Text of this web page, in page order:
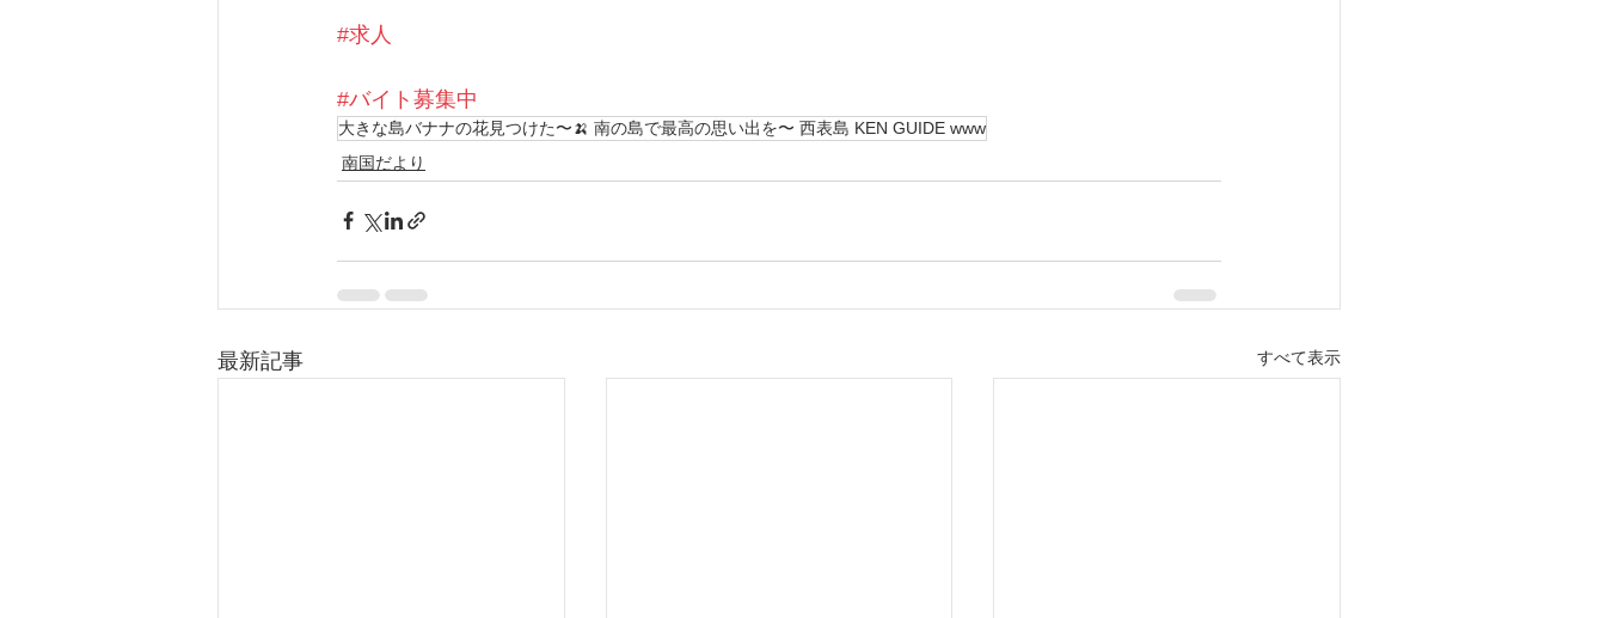
#求人
#バイト募集中
大きな島バナナの花見つけた〜🍌 南の島で最高の思い出を〜 西表島 KEN GUIDE www
南国だより
最新記事 すべて表示